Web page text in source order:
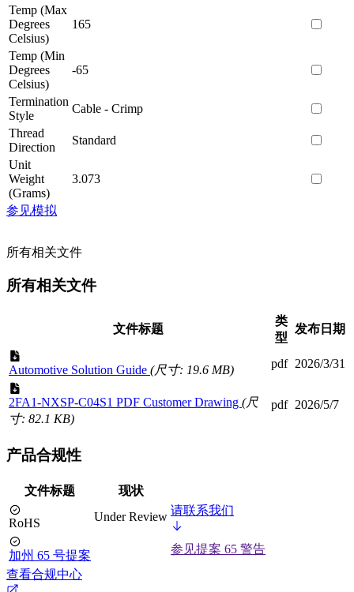
Temp (Max
Degrees
Celsius)
165
Temp (Min
Degrees
Celsius)
-65
Termination
Style
Cable - Crimp
Thread
Direction
Standard
Unit
Weight
(Grams)
3.073
参见模拟
所有相关文件
所有相关文件
文件标题
类
型
发布日期
Automotive Solution Guide (尺寸: 19.6 MB) pdf 2026/3/31
2FA1-NXSP-C04S1 PDF Customer Drawing (尺
寸: 82.1 KB)
pdf 2026/5/7
产品合规性
文件标题 现状
RoHS Under Review 请联系我们
加州 65 号提案
参见提案 65 警告
查看合规中心